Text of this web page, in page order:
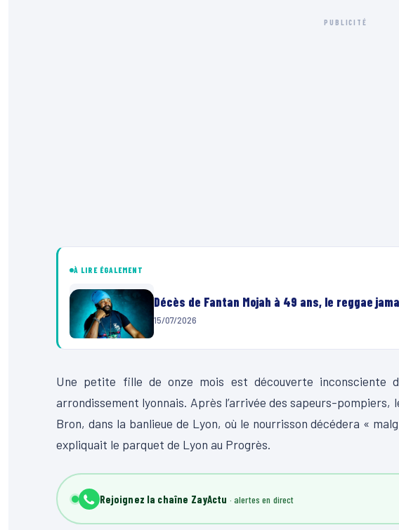
PUBLICITÉ
À LIRE ÉGALEMENT
Décès de Fantan Mojah à 49 ans, le reggae
15/07/2026
Une petite fille de onze mois est découverte inconsciente
arrondissement lyonnais. Après l’arrivée des sapeurs-pompiers,
Bron, dans la banlieue de Lyon, où le nourrisson décédera «
expliquait le parquet de Lyon au Progrès.
Rejoignez la chaîne ZayActu